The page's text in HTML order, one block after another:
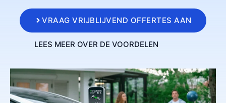
VRAAG VRIJBLIJVEND OFFERTES AAN
LEES MEER OVER DE VOORDELEN